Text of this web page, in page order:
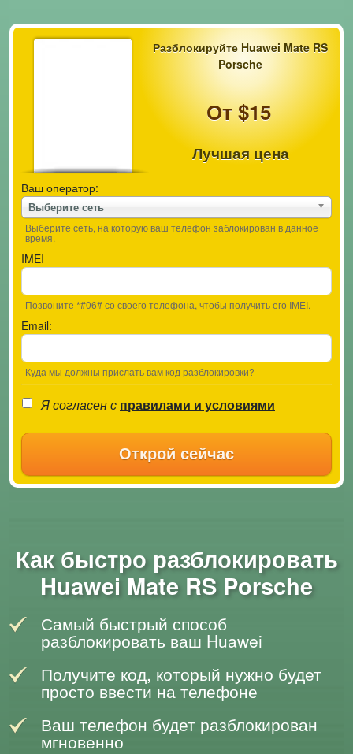
Разблокируйте Huawei Mate RS
Porsche
От $15
Лучшая цена
Ваш оператор:
Выберите сеть
Выберите сеть, на которую ваш телефон заблокирован в данное
время.
IMEI
Позвоните *#06# со своего телефона, чтобы получить его IMEI.
Email:
Куда мы должны прислать вам код разблокировки?
Я согласен с правилами и условиями
Открой сейчас
Как быстро разблокировать
Huawei Mate RS Porsche
Самый быстрый способ
разблокировать ваш Huawei
Получите код, который нужно будет
просто ввести на телефоне
Ваш телефон будет разблокирован
мгновенно